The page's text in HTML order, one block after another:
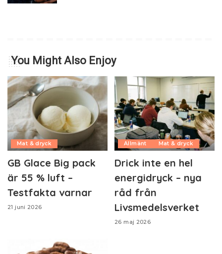
You Might Also Enjoy
Mat & dryck
GB Glace Big pack
är 55 % luft –
Testfakta varnar
21 juni 2026
Allmänt Mat & dryck
Drick inte en hel
energidryck – nya
råd från
Livsmedelsverket
26 maj 2026